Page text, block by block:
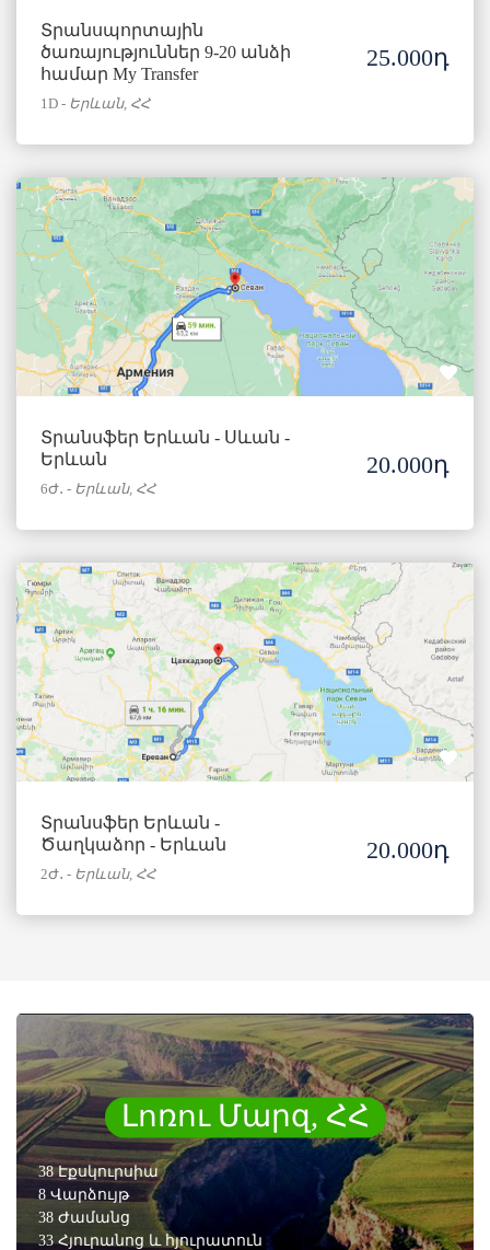
Տրանսպորտային
ծառայություններ 9-20 անձի
համար My Transfer
1D - Երևան, ՀՀ
25.000դ
Տրանսֆեր Երևան - Սևան -
Երևան
6Ժ․ - Երևան, ՀՀ
20.000դ
Տրանսֆեր Երևան -
Ծաղկաձոր - Երևան
2Ժ․ - Երևան, ՀՀ
20.000դ
Լոռու Մարզ, ՀՀ
38 Էքսկուրսիա
8 Վարձույթ
38 Ժամանց
33 Հյուրանոց և հյուրատուն